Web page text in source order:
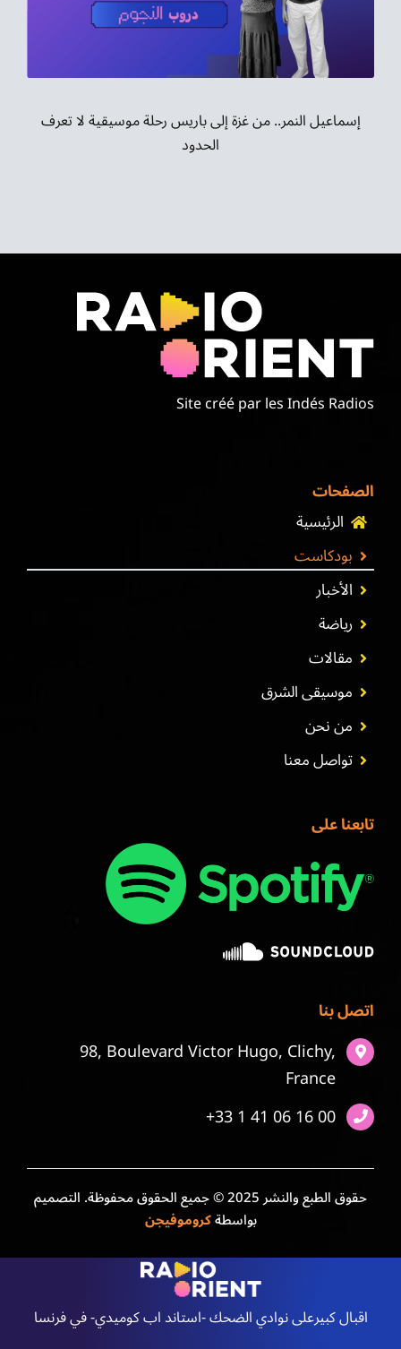
إسماعيل النمر.. من غزة إلى باريس رحلة موسيقية لا تعرف
الحدود
Site créé par les Indés Radios
الصفحات
الرئيسية
بودكاست
الأخبار
رياضة
مقالات
موسيقى الشرق
من نحن
تواصل معنا
تابعنا على
اتصل بنا
98, Boulevard Victor Hugo, Clichy,
France
+33 1 41 06 16 00
حقوق الطبع والنشر 2025 © جميع الحقوق محفوظة. التصميم
بواسطةكروموفيجن
اقبال كبيرعلى نوادي الضحك -استاند اب كوميدي- في فرنسا